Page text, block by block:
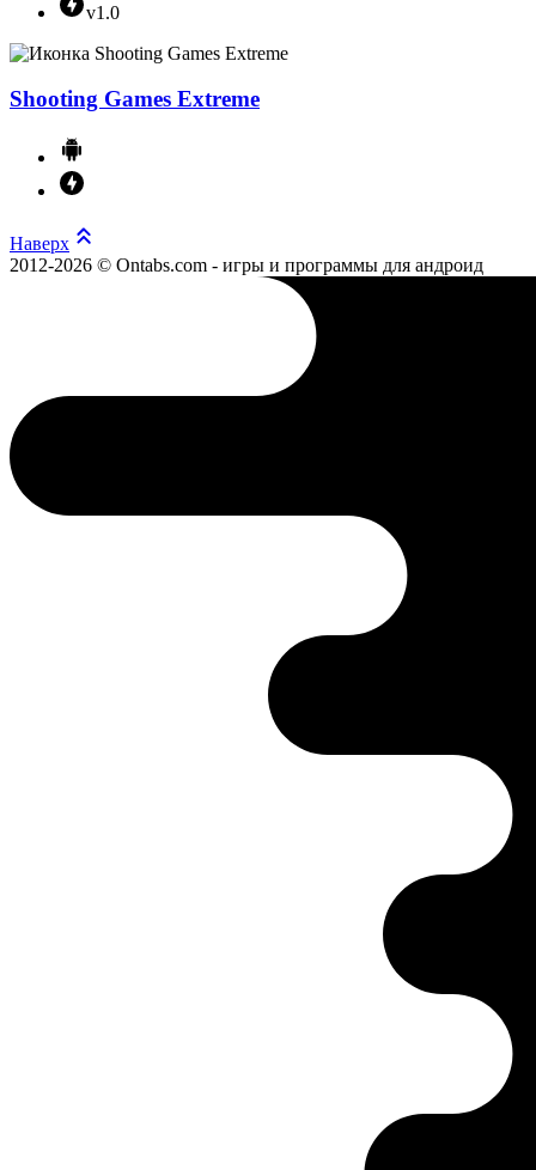
v1.0
Shooting Games Extreme
Наверх
2012-2026 © Ontabs.com - игры и программы для андроид